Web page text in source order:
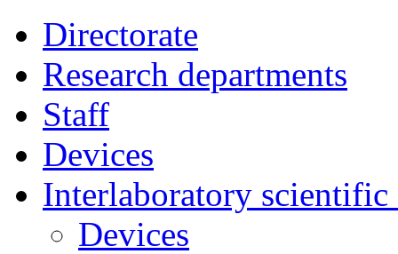
Directorate
Research departments
Staff
Devices
Interlaboratory scientific
Devices